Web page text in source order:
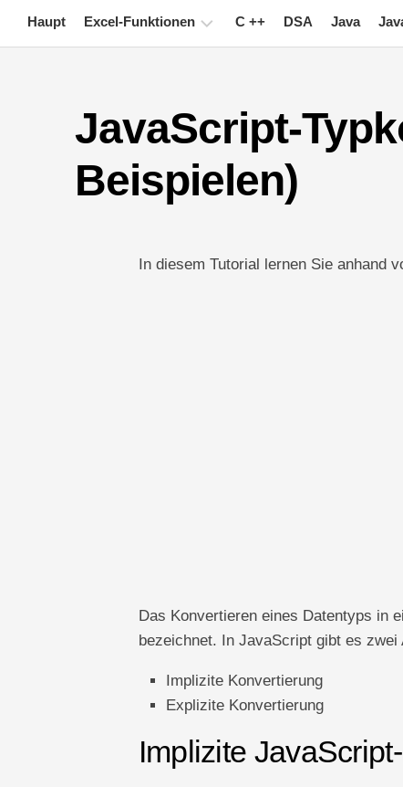
content
Haupt Excel-Funktionen
Excel-
Tipps
Formel
C ++ DSA Java
JavaScript-
Beispielen)
In diesem Tutorial lernen Sie anhand
Das Konvertieren eines Datentyps in
bezeichnet. In JavaScript gibt es zwei
Implizite Konvertierung
Explizite Konvertierung
Implizite